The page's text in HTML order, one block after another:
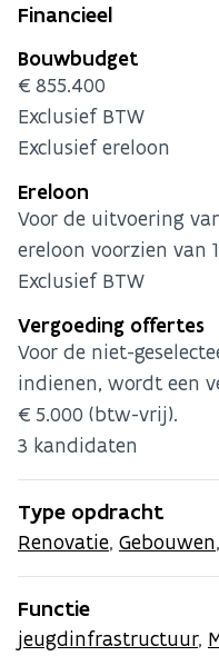
Financieel
Bouwbudget
€855.400
Exclusief BTW
Exclusief ereloon
Ereloon
Voor de uitvoering
ereloon voorzien van
Exclusief BTW
Vergoeding offertes
Voor de niet-
indienen, wordt een
€5.000 (btw-vrij).
3 kandidaten
Type opdracht
Renovatie, Gebouwen,
Functie
jeugdinfrastructuur,